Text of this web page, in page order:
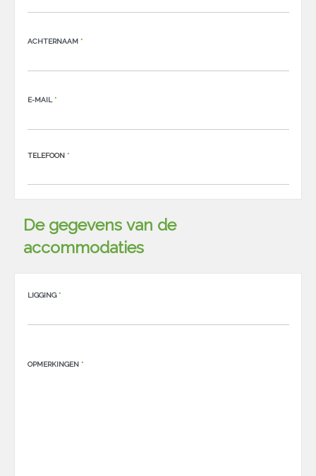
ACHTERNAAM *
E-MAIL *
TELEFOON *
De gegevens van de
accommodaties
LIGGING*
OPMERKINGEN *